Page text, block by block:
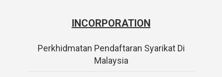
INCORPORATION
Perkhidmatan Pendaftaran Syarikat Di
Malaysia